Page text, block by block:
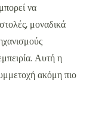
να
μοναδικά
Αυτή η
ακόμη πιο